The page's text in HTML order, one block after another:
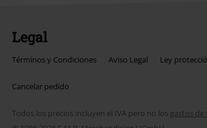
Legal
Términos y Condiciones Aviso Legal Ley
Cancelar pedido
Todos los precios incluyen el IVA pero no los gastos